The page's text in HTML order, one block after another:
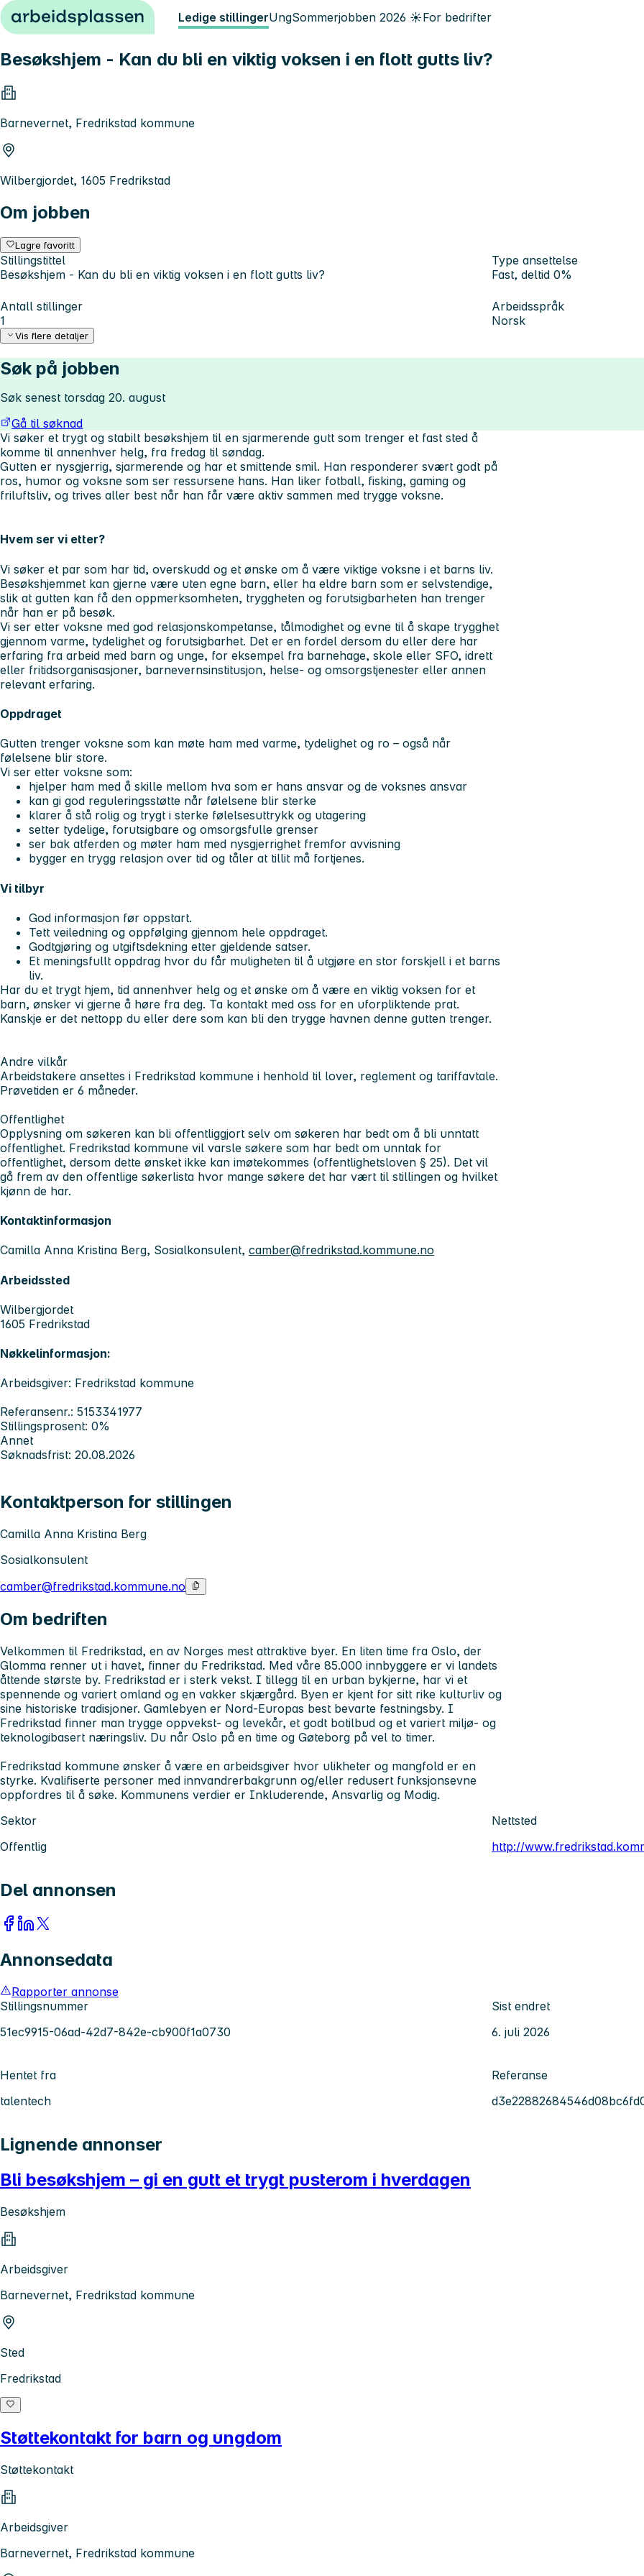
Hopp til innhold Ledige stillingerUngSommerjobben 2026 ☀️For bedrifter
Besøkshjem - Kan du bli en viktig voksen i en flott gutts liv?
Barnevernet, Fredrikstad kommune
Wilbergjordet, 1605 Fredrikstad
Om jobben
Lagre favoritt
Stillingstittel
Besøkshjem - Kan du bli en viktig voksen i en flott gutts liv?
Type ansettelse
Fast, deltid 0%
Antall stillinger
1
Arbeidsspråk
Norsk
Vis flere detaljer
Søk på jobben
Søk senest torsdag 20. august
Gå til søknad
Vi søker et trygt og stabilt besøkshjem til en sjarmerende gutt som trenger et fast sted å
komme til annenhver helg, fra fredag til søndag.
Gutten er nysgjerrig, sjarmerende og har et smittende smil. Han responderer svært godt på
ros, humor og voksne som ser ressursene hans. Han liker fotball, fisking, gaming og
friluftsliv, og trives aller best når han får være aktiv sammen med trygge voksne.
Hvem ser vi etter?
Vi søker et par som har tid, overskudd og et ønske om å være viktige voksne i et barns liv.
Besøkshjemmet kan gjerne være uten egne barn, eller ha eldre barn som er selvstendige,
slik at gutten kan få den oppmerksomheten, tryggheten og forutsigbarheten han trenger
når han er på besøk.
Vi ser etter voksne med god relasjonskompetanse, tålmodighet og evne til å skape trygghet
gjennom varme, tydelighet og forutsigbarhet. Det er en fordel dersom du eller dere har
erfaring fra arbeid med barn og unge, for eksempel fra barnehage, skole eller SFO, idrett
eller fritidsorganisasjoner, barnevernsinstitusjon, helse- og omsorgstjenester eller annen
relevant erfaring.
Oppdraget
Gutten trenger voksne som kan møte ham med varme, tydelighet og ro – også når
følelsene blir store.
Vi ser etter voksne som:
hjelper ham med å skille mellom hva som er hans ansvar og de voksnes ansvar
kan gi god reguleringsstøtte når følelsene blir sterke
klarer å stå rolig og trygt i sterke følelsesuttrykk og utagering
setter tydelige, forutsigbare og omsorgsfulle grenser
ser bak atferden og møter ham med nysgjerrighet fremfor avvisning
bygger en trygg relasjon over tid og tåler at tillit må fortjenes.
Vi tilbyr
God informasjon før oppstart.
Tett veiledning og oppfølging gjennom hele oppdraget.
Godtgjøring og utgiftsdekning etter gjeldende satser.
Et meningsfullt oppdrag hvor du får muligheten til å utgjøre en stor forskjell i et barns
liv.
Har du et trygt hjem, tid annenhver helg og et ønske om å være en viktig voksen for et
barn, ønsker vi gjerne å høre fra deg. Ta kontakt med oss for en uforpliktende prat.
Kanskje er det nettopp du eller dere som kan bli den trygge havnen denne gutten trenger.
Andre vilkår
Arbeidstakere ansettes i Fredrikstad kommune i henhold til lover, reglement og tariffavtale.
Prøvetiden er 6 måneder.
Offentlighet
Opplysning om søkeren kan bli offentliggjort selv om søkeren har bedt om å bli unntatt
offentlighet. Fredrikstad kommune vil varsle søkere som har bedt om unntak for
offentlighet, dersom dette ønsket ikke kan imøtekommes (offentlighetsloven § 25). Det vil
gå frem av den offentlige søkerlista hvor mange søkere det har vært til stillingen og hvilket
kjønn de har.
Kontaktinformasjon
Camilla Anna Kristina Berg, Sosialkonsulent, camber@fredrikstad.kommune.no
Arbeidssted
Wilbergjordet
1605 Fredrikstad
Nøkkelinformasjon:
Arbeidsgiver: Fredrikstad kommune
Referansenr.: 5153341977
Stillingsprosent: 0%
Annet
Søknadsfrist: 20.08.2026
Kontaktperson for stillingen
Camilla Anna Kristina Berg
Sosialkonsulent
camber@fredrikstad.kommune.no
Om bedriften
Velkommen til Fredrikstad, en av Norges mest attraktive byer. En liten time fra Oslo, der
Glomma renner ut i havet, finner du Fredrikstad. Med våre 85.000 innbyggere er vi landets
åttende største by. Fredrikstad er i sterk vekst. I tillegg til en urban bykjerne, har vi et
spennende og variert omland og en vakker skjærgård. Byen er kjent for sitt rike kulturliv og
sine historiske tradisjoner. Gamlebyen er Nord-Europas best bevarte festningsby. I
Fredrikstad finner man trygge oppvekst- og levekår, et godt botilbud og et variert miljø- og
teknologibasert næringsliv. Du når Oslo på en time og Gøteborg på vel to timer.
Fredrikstad kommune ønsker å være en arbeidsgiver hvor ulikheter og mangfold er en
styrke. Kvalifiserte personer med innvandrerbakgrunn og/eller redusert funksjonsevne
oppfordres til å søke. Kommunens verdier er Inkluderende, Ansvarlig og Modig.
Sektor
Offentlig
Nettsted
http://
Del annonsen
Annonsedata
Rapporter annonse
Stillingsnummer
51ec9915-06ad-42d7-842e-cb900f1a0730
Sist endret
6. juli 2026
Hentet fra
talentech
Referanse
Lignende annonser
Bli besøkshjem – gi en gutt et trygt pusterom i hverdagen
Besøkshjem
Arbeidsgiver
Barnevernet, Fredrikstad kommune
Sted
Fredrikstad
Støttekontakt for barn og ungdom
Støttekontakt
Arbeidsgiver
Barnevernet, Fredrikstad kommune